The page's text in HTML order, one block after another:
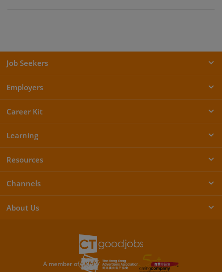
Job Seekers
Employers
Career Kit
Learning
Resources
Channels
About Us
A member of